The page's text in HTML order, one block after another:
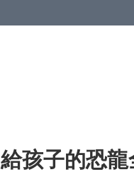
給孩子的恐龍